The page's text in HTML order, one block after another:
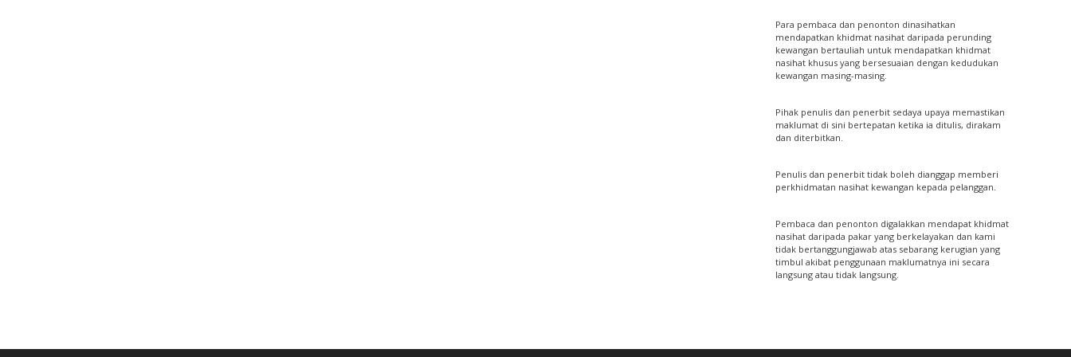
Para pembaca dan penonton dinasihatkan
mendapatkan khidmat nasihat daripada perunding
kewangan bertauliah untuk mendapatkan khidmat
nasihat khusus yang bersesuaian dengan kedudukan
kewangan masing-masing.
Pihak penulis dan penerbit sedaya upaya memastikan
maklumat di sini bertepatan ketika ia ditulis, dirakam
dan diterbitkan.
Penulis dan penerbit tidak boleh dianggap memberi
perkhidmatan nasihat kewangan kepada pelanggan.
Pembaca dan penonton digalakkan mendapat khidmat
nasihat daripada pakar yang berkelayakan dan kami
tidak bertanggungjawab atas sebarang kerugian yang
timbul akibat penggunaan maklumatnya ini secara
langsung atau tidak langsung.